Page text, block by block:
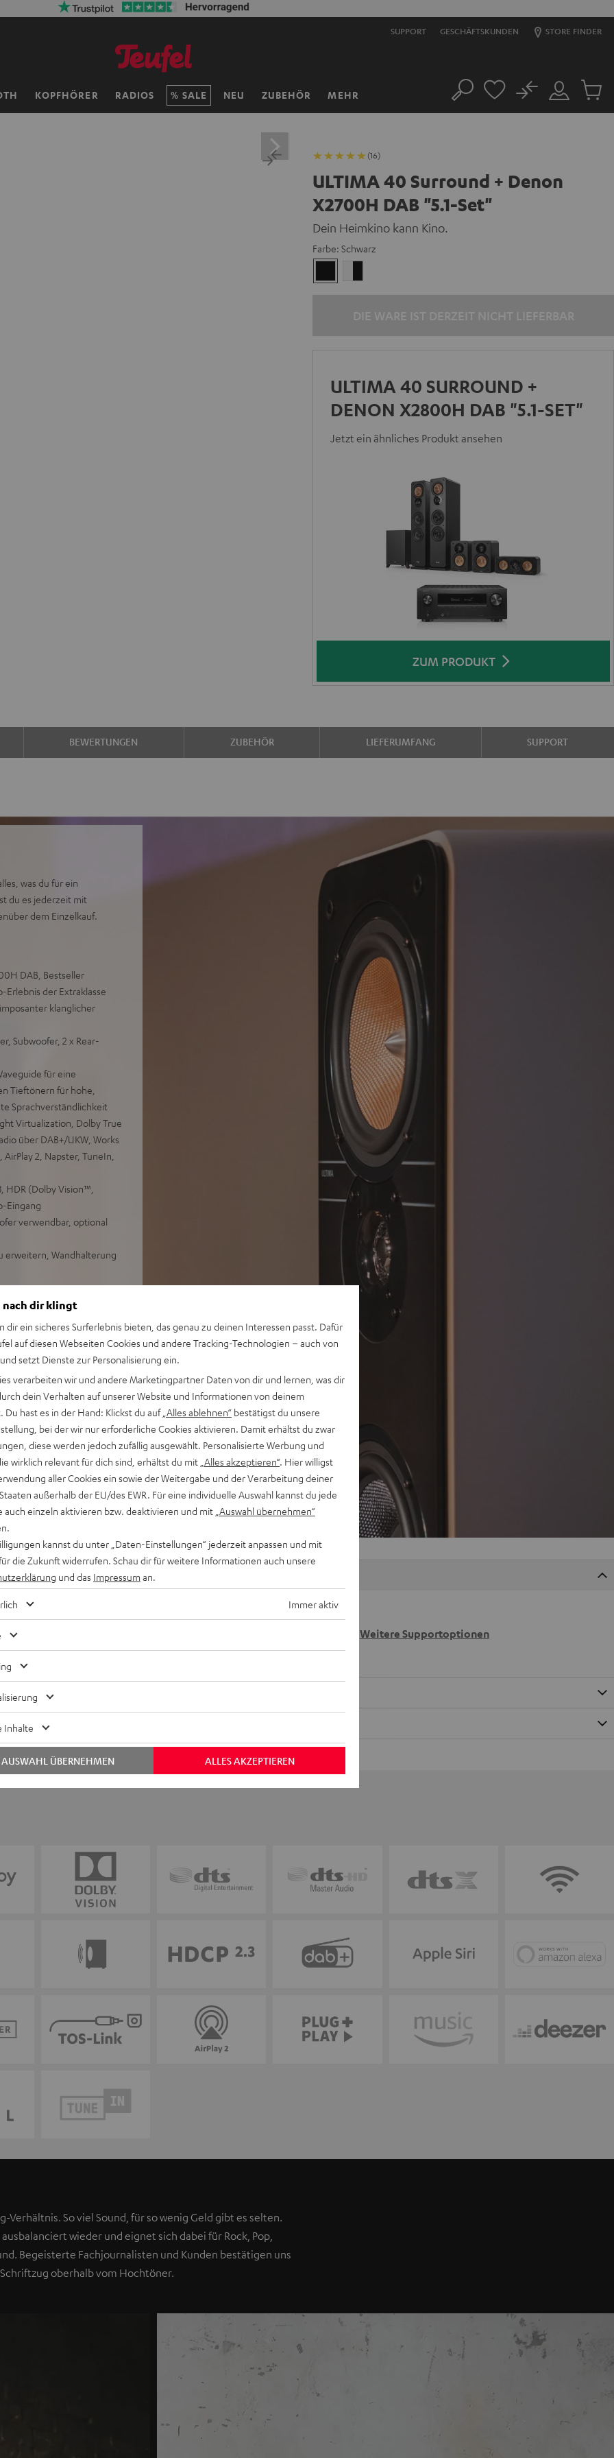
SUPPORT GESCHÄFTSKUNDEN STORE FINDER
KOPFHÖRER RADIOS SALE NEU ZUBEHÖR MEHR Suche
Mein
Konto
No
Artikel
(16)
ULTIMA 40 Surround + Denon
X2700H DAB "5.1-Set"
Dein Heimkino kann Kino.
Farbe: Schwarz
ULTIMA 40 SURROUND +
DENON X2800H DAB "5.1-SET"
Jetzt ein ähnliches Produkt ansehen
ZUM PRODUKT
BEWERTUNGEN ZUBEHÖR LIEFERUMFANG SUPPORT
was du für ein
du es jederzeit mit
dem Einzelkauf.
DAB, Bestseller
der Extraklasse
klanglicher
Subwoofer, 2 x Rear-
für eine
Tieftönern für hohe,
Sprachverständlichkeit
Virtualization, Dolby True
über DAB+/UKW, Works
2, Napster, TuneIn,
HDR (Dolby Vision™,
Eingang
verwendbar, optional
erweitern, Wandhalterung
16 Bewertungen)
Keinen Store in der Nähe? Kein Problem, wir
Hier Termin buchen
Weitere Supportoptionen
Verhältnis. So viel Sound, für so wenig Geld gibt es selten.
wieder und eignet sich dabei für Rock, Pop,
Begeisterte Fachjournalisten und Kunden bestätigen uns
oberhalb vom Hochtöner.
nach dir klingt
dir ein sicheres Surferlebnis bieten, das genau zu deinen Interessen passt. Dafür
auf diesen Webseiten Cookies und andere Tracking-Technologien – auch von
setzt Dienste zur Personalisierung ein.
verarbeiten wir und andere Marketingpartner Daten von dir und lernen, was dir
dein Verhalten auf unserer Website und Informationen von deinem
Du hast es in der Hand: Klickst du auf „Alles ablehnen“ bestätigst du unsere
bei der wir nur erforderliche Cookies aktivieren. Damit erhältst du zwar
diese werden jedoch zufällig ausgewählt. Personalisierte Werbung und
wirklich relevant für dich sind, erhältst du mit „Alles akzeptieren“. Hier willigst
aller Cookies ein sowie der Weitergabe und der Verarbeitung deiner
außerhalb der EU/des EWR. Für eine individuelle Auswahl kannst du jede
auch einzeln aktivieren bzw. deaktivieren und mit „Auswahl übernehmen“
kannst du unter „Daten-Einstellungen“ jederzeit anpassen und mit
die Zukunft widerrufen. Schau dir für weitere Informationen auch unsere
und das Impressum an.
Immer aktiv
Inhalte
ALLES AKZEPTIEREN
AUSWAHL ÜBERNEHMEN